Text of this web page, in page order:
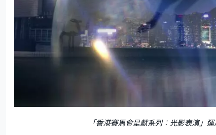
「香港賽馬會呈獻系列︰光影表演」